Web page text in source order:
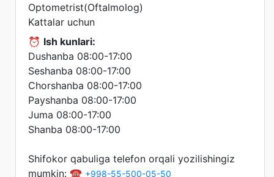
Optometrist(Oftalmolog)
Kattalar uchun
⏰ Ish kunlari:
Dushanba 08:00-17:00
Seshanba 08:00-17:00
Chorshanba 08:00-17:00
Payshanba 08:00-17:00
Juma 08:00-17:00
Shanba 08:00-17:00
Shifokor qabuliga telefon orqali yozilishingiz
mumkin: ☎️ +998-55-500-05-50